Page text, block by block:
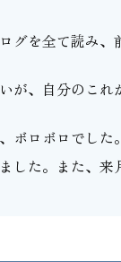
グを全て読み、
が、自分のこれ
ボロボロでした。
した。また、来